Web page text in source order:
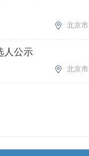
北京市
人公示
北京市